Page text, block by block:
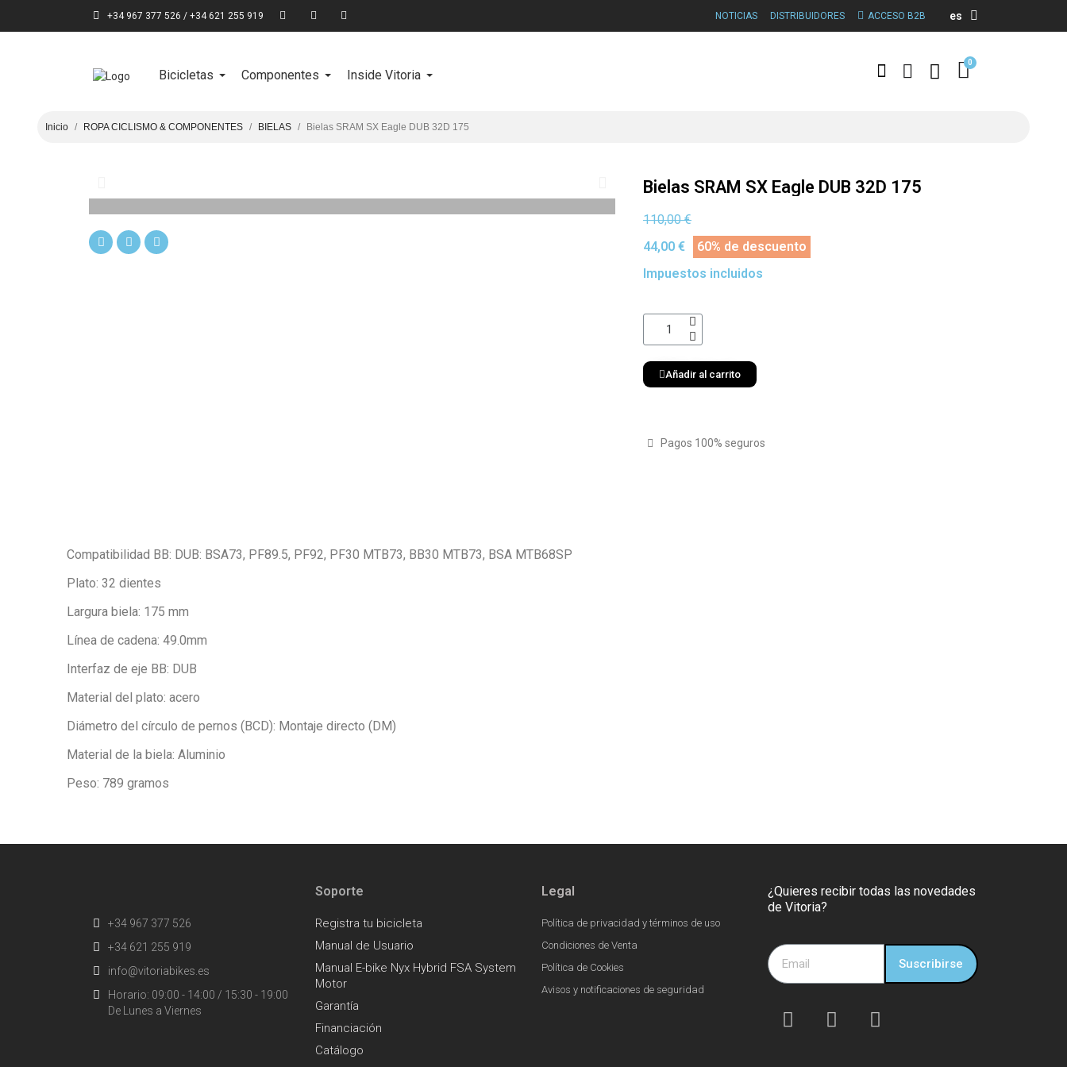
+34 967 377 526 / +34 621 255 919 NOTICIAS DISTRIBUIDORES ACCESO B2B es
Bicicletas Componentes Inside Vitoria
Inicio ROPA CICLISMO & COMPONENTES BIELAS Bielas SRAM SX Eagle DUB 32D 175
Bielas SRAM SX Eagle DUB 32D 175
110,00 €
44,00 €
60% de descuento
Impuestos incluidos
Añadir al carrito
Pagos 100% seguros
Compatibilidad BB: DUB: BSA73, PF89.5, PF92, PF30 MTB73, BB30 MTB73, BSA MTB68SP
Plato: 32 dientes
Largura biela: 175 mm
Línea de cadena: 49.0mm
Interfaz de eje BB: DUB
Material del plato: acero
Diámetro del círculo de pernos (BCD): Montaje directo (DM)
Material de la biela: Aluminio
Peso: 789 gramos
+34 967 377 526
+34 621 255 919
info@vitoriabikes.es
Horario: 09:00 - 14:00 / 15:30 - 19:00
De Lunes a Viernes
Soporte
Registra tu bicicleta
Manual de Usuario
Manual E-bike Nyx Hybrid FSA System
Motor
Garantía
Financiación
Catálogo
Legal
Política de privacidad y términos de uso
Condiciones de Venta
Política de Cookies
Avisos y notificaciones de seguridad
¿Quieres recibir todas las novedades
de Vitoria?
Suscribirse